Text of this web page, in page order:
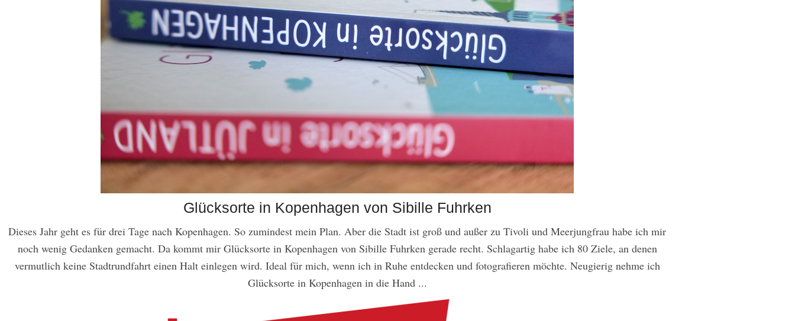
Glücksorte in Kopenhagen von Sibille Fuhrken
Dieses Jahr geht es für drei Tage nach Kopenhagen. So zumindest mein Plan. Aber die Stadt ist groß und außer zu Tivoli und Meerjungfrau habe ich mir
noch wenig Gedanken gemacht. Da kommt mir Glücksorte in Kopenhagen von Sibille Fuhrken gerade recht. Schlagartig habe ich 80 Ziele, an denen
vermutlich keine Stadtrundfahrt einen Halt einlegen wird. Ideal für mich, wenn ich in Ruhe entdecken und fotografieren möchte. Neugierig nehme ich
Glücksorte in Kopenhagen in die Hand ...